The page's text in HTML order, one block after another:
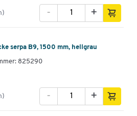
+
-
serpa B9, 1500 mm, hellgrau
825290
+
-